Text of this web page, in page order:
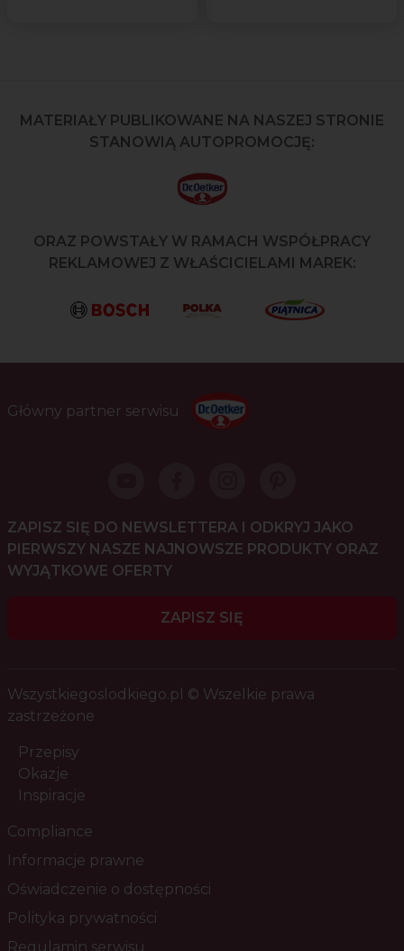
MATERIAŁY PUBLIKOWANE NA NASZEJ STRONIE
STANOWIĄ AUTOPROMOCJĘ:
ORAZ POWSTAŁY W RAMACH WSPÓŁPRACY
REKLAMOWEJ Z WŁAŚCICIELAMI MAREK:
Główny partner serwisu
ZAPISZ SIĘ DO NEWSLETTERA I ODKRYJ JAKO
PIERWSZY NASZE NAJNOWSZE PRODUKTY ORAZ
WYJĄTKOWE OFERTY
ZAPISZ SIĘ
Wszystkiegoslodkiego.pl © Wszelkie prawa
zastrzeżone
Przepisy
Okazje
Inspiracje
Compliance
Informacje prawne
Oświadczenie o dostępności
Polityka prywatności
Regulamin serwisu